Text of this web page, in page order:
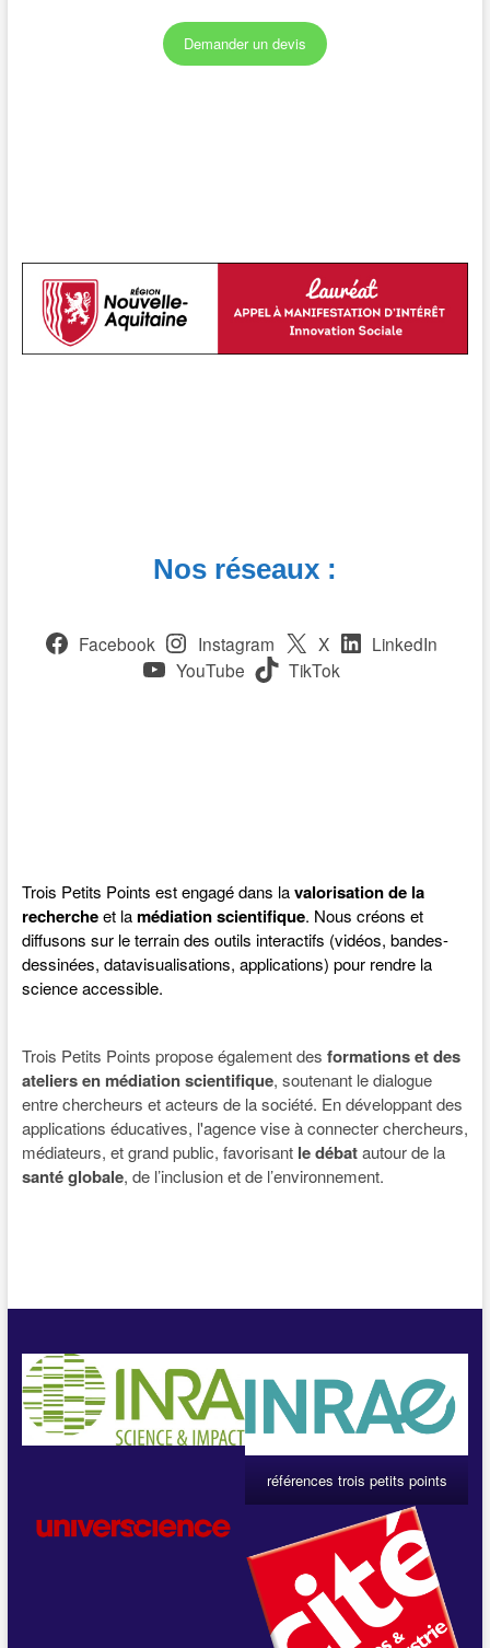
Demander un devis
Nos réseaux :
Facebook Instagram X
LinkedIn
YouTube
TikTok
Trois Petits Points est engagé dans lavalorisation de la
rechercheet lamédiation scientifique. Nous créons et
diffusons sur le terrain des outils interactifs (vidéos, bandes-
dessinées, datavisualisations, applications) pour rendre la
science accessible.
Trois Petits Points propose également des formations et des
ateliers en médiation scientifique, soutenant le dialogue
entre chercheurs et acteurs de la société. En développant des
applications éducatives, l'agence vise à connecter chercheurs,
médiateurs, et grand public, favorisant le débatautour de la
santé globale, de l’inclusion et de l’environnement.
références trois petits points